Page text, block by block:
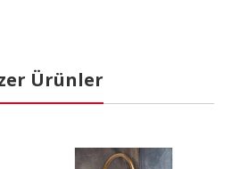
Ürünler